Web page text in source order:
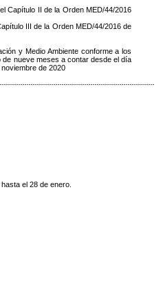
Capítulo II de la Orden MED/44/2016
III de la Orden MED/44/2016 de
y Medio Ambiente conforme a los
nueve meses a contar desde el día
de 2020
el 28 de enero.